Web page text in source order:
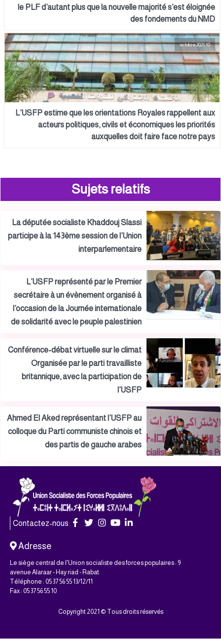
le PLF d’autant plus que la nouvelle majorité s’est éloignée
des fondements du NMD
10 octobre 2021
L’USFP estime que les orientations Royales rappellent aux
acteurs politiques, civils et économiques les priorités
auxquelles doit faire face notre pays
Sujets relatifs
La députée socialiste Khaddouj Slassi
participe à la 143ème session de l’Union
interparlementaire
L’USFP représenté par le Premier
secrétaire à un évènement organisé à
l’occasion de la Journée internationale
de solidarité avec le peuple palestinien
Conférence-débat virtuelle sur le climat
Organisée par le parti travailliste
britannique, avec la participation de
l’USFP
Ahmed El Aked représentant l’USFP au
colloque du Parti communiste chinois et
des partis de gauche arabes
Contactez-nous
Adresse
Le siège central de l'Union socialiste des forces populaires : 9
avenue Alaraar - Hay riad - Rabat
Téléphone : 05 37 56 55 13/12/11
Fax : 05 37 56 55 10
Copyright 2021 © Tous droits réservés